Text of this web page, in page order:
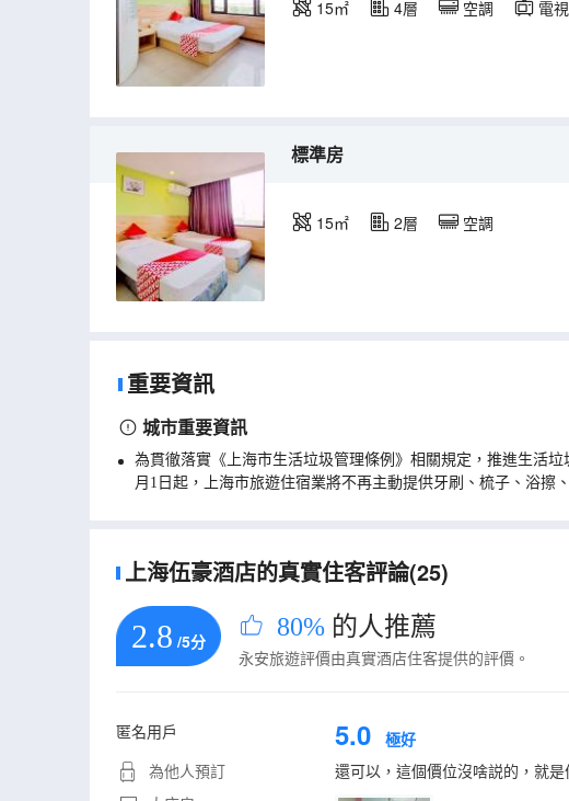
15㎡ 4層 空調 電
標準房
15㎡ 2層 空調
重要資訊
城市重要資訊
為貫徹落實《上海市生活垃圾管理條例》相關規定，推進生活
月1日起，上海市旅遊住宿業將不再主動提供牙刷、梳子、浴擦
上海伍豪酒店的真實住客評論(25)
2.8 /5分 80% 的人推薦
永安旅遊評價由真實酒店住客提供的評價。
匿名用戶
為他人預訂
5.0 極好
還可以，這個價位沒啥説的，就是